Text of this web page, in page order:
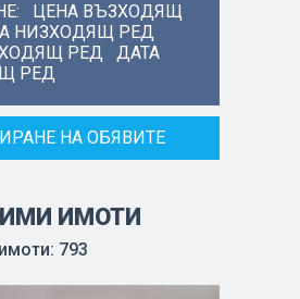
ЦЕНА ВЪЗХОДЯЩ
НИЗХОДЯЩ РЕД
РЕД
ДАТА
РЕД
НА ОБЯВИТЕ
ИМОТИ
793